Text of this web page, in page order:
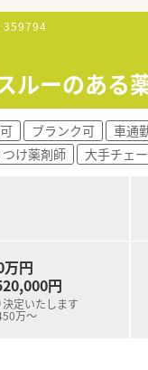
359794
スルーのあ
ブランク可 車通
け薬剤師 大手チェ
円
円
定いたします
万～